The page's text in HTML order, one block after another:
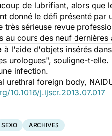
de lubrifiant, alors que
donné le défi présenté par
très sérieuse revue
au cours des neuf dernières
à l'aide d'objets insérés
urologues", souligne-t-
infection.
urethral foreign body,
10.1016/j.ijscr.2013.07.017
SEXO ARCHIVES